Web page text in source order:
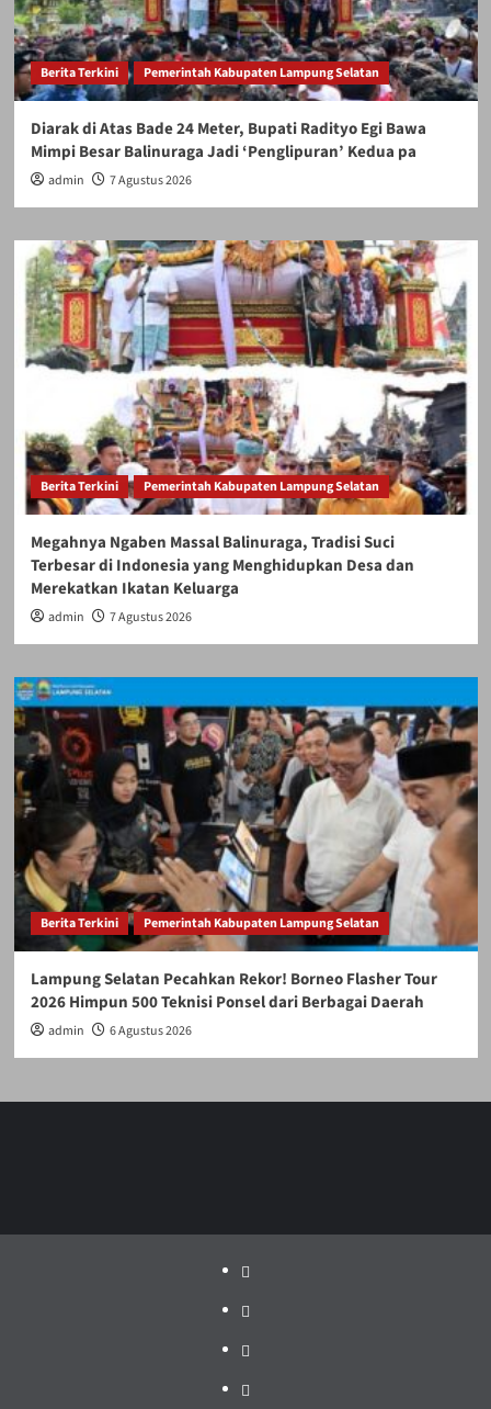
Berita Terkini Pemerintah Kabupaten Lampung Selatan
Diarak di Atas Bade 24 Meter, Bupati Radityo Egi Bawa
Mimpi Besar Balinuraga Jadi ‘Penglipuran’ Kedua pa
admin 7 Agustus 2026
Berita Terkini Pemerintah Kabupaten Lampung Selatan
Megahnya Ngaben Massal Balinuraga, Tradisi Suci
Terbesar di Indonesia yang Menghidupkan Desa dan
Merekatkan Ikatan Keluarga
admin 7 Agustus 2026
Berita Terkini Pemerintah Kabupaten Lampung Selatan
Lampung Selatan Pecahkan Rekor! Borneo Flasher Tour
2026 Himpun 500 Teknisi Ponsel dari Berbagai Daerah
admin 6 Agustus 2026
Politik
Pariwisata
Jakarta
Dunia